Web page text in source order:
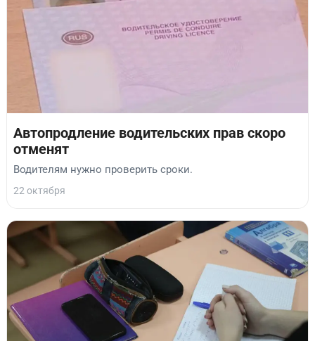
Автопродление водительских прав скоро
отменят
Водителям нужно проверить сроки.
22 октября